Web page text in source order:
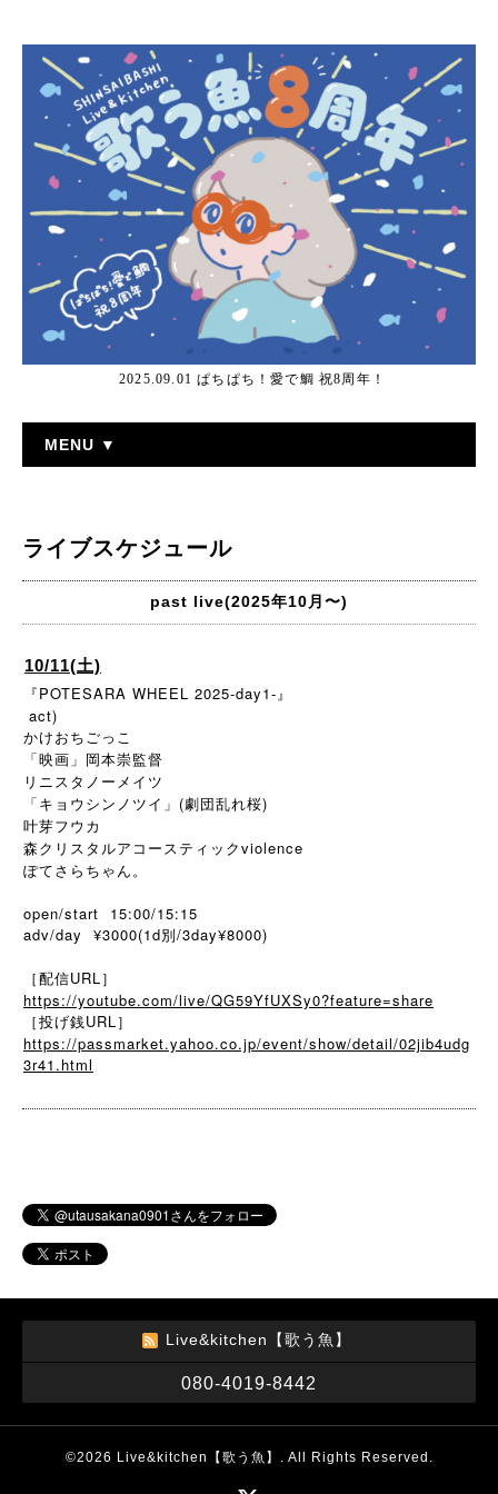
2025.09.01 ぱちぱち！愛で鯛 祝8周年！
MENU ▼
ライブスケジュール
past live(2025年10月〜)
10/11(土)
『POTESARA WHEEL 2025-day1-』
act)
かけおちごっこ
「映画」岡本崇監督
リニスタノーメイツ
「キョウシンノツイ」(劇団乱れ桜)
叶芽フウカ
森クリスタルアコースティックviolence
ぽてさらちゃん。
open/start 15:00/15:15
adv/day ¥3000(1d別/3day¥8000)
［配信URL］
https://youtube.com/live/QG59YfUXSy0?feature=share
［投げ銭URL］
https://passmarket.yahoo.co.jp/event/show/detail/02jib4udg
3r41.html
Live&kitchen【歌う魚】
080-4019-8442
©2026 Live&kitchen【歌う魚】 . All Rights Reserved.